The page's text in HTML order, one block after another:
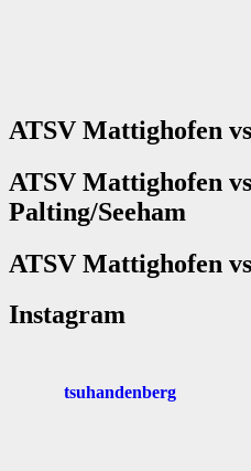
ATSV Mattighofen
ATSV Mattighofen
Palting/Seeham
ATSV Mattighofen
Instagram
tsuhandenberg